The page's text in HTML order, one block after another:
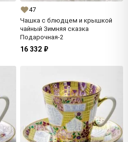
47
Чашка с блюдцем и крышкой
чайный Зимняя сказка
Подарочная-2
16 332 ₽